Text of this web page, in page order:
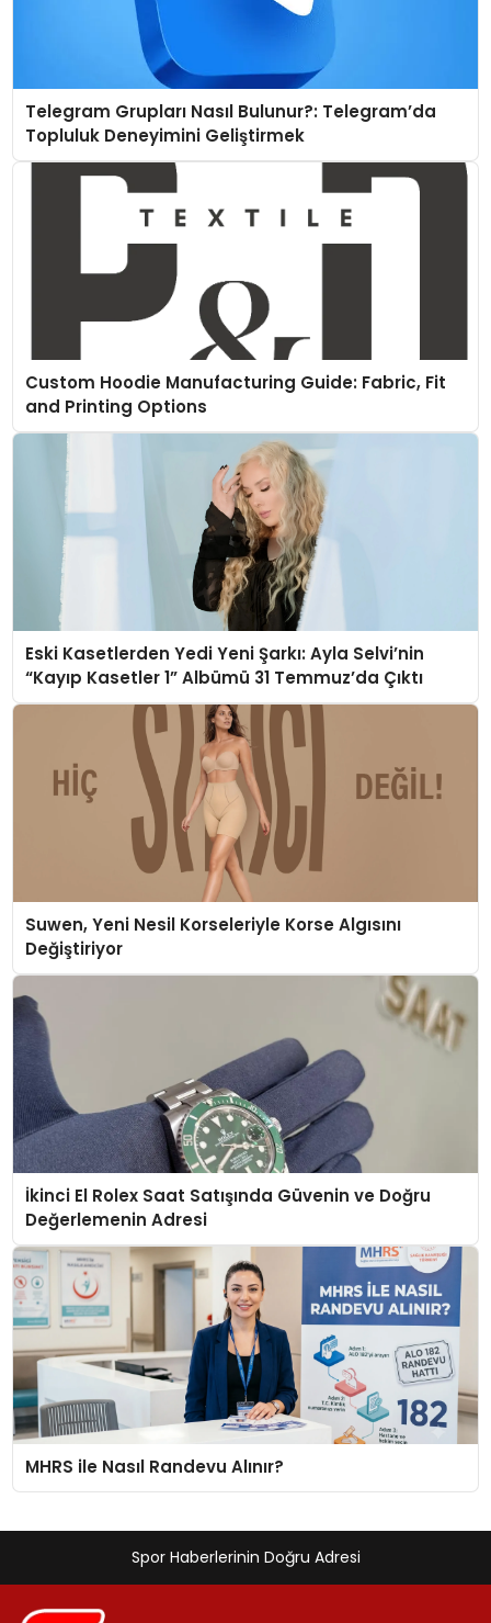
Telegram Grupları Nasıl Bulunur?: Telegram’da
Topluluk Deneyimini Geliştirmek
Custom Hoodie Manufacturing Guide: Fabric, Fit
and Printing Options
Eski Kasetlerden Yedi Yeni Şarkı: Ayla Selvi’nin
“Kayıp Kasetler 1” Albümü 31 Temmuz’da Çıktı
Suwen, Yeni Nesil Korseleriyle Korse Algısını
Değiştiriyor
İkinci El Rolex Saat Satışında Güvenin ve Doğru
Değerlemenin Adresi
MHRS ile Nasıl Randevu Alınır?
Spor Haberlerinin Doğru Adresi